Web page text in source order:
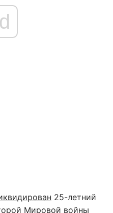
25-летний
Мировой войны